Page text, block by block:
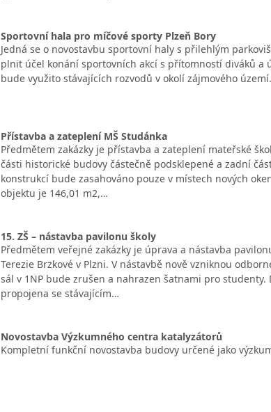
Sportovní hala pro míčové sporty Plzeň Bory
Jedná se o novostavbu sportovní haly s přilehlým
plnit účel konání sportovních akcí s přítomností diváků
bude využito stávajících rozvodů v okolí zájmového území.
Přístavba a zateplení MŠ Studánka
Předmětem zakázky je přístavba a zateplení mateřské
části historické budovy částečně podsklepené a zadní
konstrukcí bude zasahováno pouze v místech nových
objektu je 146,01 m2,…
15. ZŠ – nástavba pavilonu školy
Předmětem veřejné zakázky je úprava a nástavba
Terezie Brzkové v Plzni. V nástavbě nově vzniknou
sál v 1NP bude zrušen a nahrazen šatnami pro
propojena se stávajícím…
Novostavba Výzkumného centra katalyzátorů
Kompletní funkční novostavba budovy určené jako